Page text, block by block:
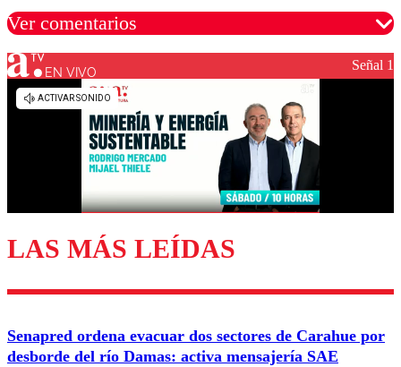
Ver comentarios
Los comentarios son moderados para garantizar un
Enviar comentario
EN VIVO Señal 1
LAS MÁS LEÍDAS
Senapred ordena evacuar dos sectores de Carahue por
desborde del río Damas: activa mensajería SAE